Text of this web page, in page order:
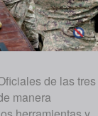
de las tres
manera